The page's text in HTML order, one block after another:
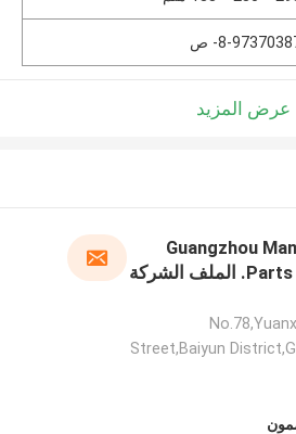
97370387- ص
عرض المزيد
Guangzhou
Parts Co. , Ltd. الملف الشركة
Street,Baiyun